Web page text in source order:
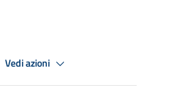
Vedi azioni